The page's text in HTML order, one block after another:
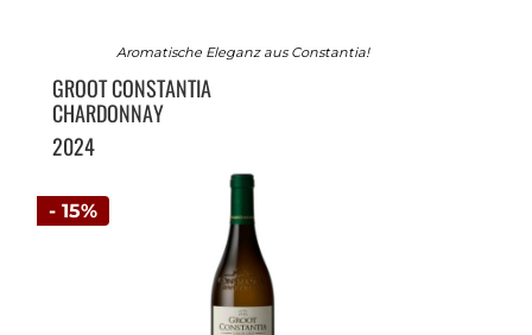
- 15%
Aromatische Eleganz aus Constantia!
GROOT CONSTANTIA
CHARDONNAY
2024